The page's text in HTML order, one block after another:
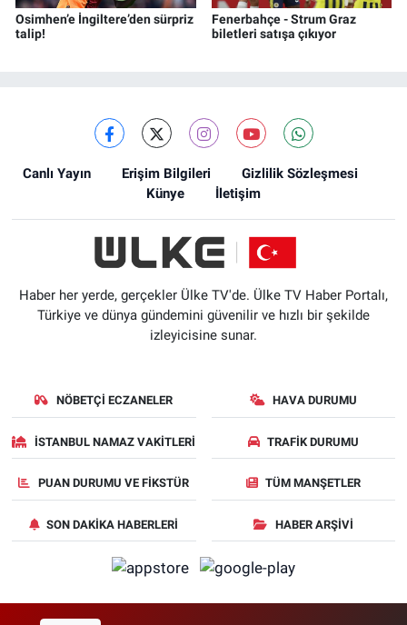
Osimhen’e İngiltere’den sürpriz
talip!
Fenerbahçe - Strum Graz
biletleri satışa çıkıyor
Canlı Yayın Erişim Bilgileri
Gizlilik Sözleşmesi
Künye
İletişim
Haber her yerde, gerçekler Ülke TV'de. Ülke TV Haber Portalı,
Türkiye ve dünya gündemini güvenilir ve hızlı bir şekilde
izleyicisine sunar.
NÖBETÇI ECZANELER HAVA DURUMU
İSTANBUL NAMAZ VAKITLERI TRAFIK DURUMU
PUAN DURUMU VE FIKSTÜR TÜM MANŞETLER
SON DAKIKA HABERLERI HABER ARŞIVI